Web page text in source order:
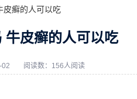
皮癣的人可以吃
牛皮癣的人可以吃
02 阅读数：156人阅读